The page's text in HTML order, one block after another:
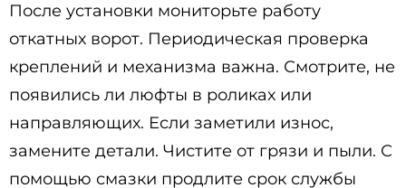
После установки мониторьте работу
откатных ворот. Периодическая проверка
креплений и механизма важна. Смотрите, не
появились ли люфты в роликах или
направляющих. Если заметили износ,
замените детали. Чистите от грязи и пыли. С
помощью смазки продлите срок службы